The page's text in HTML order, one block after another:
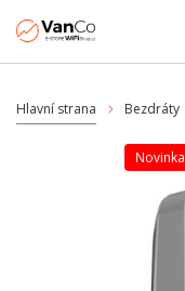
Hlavní strana Bezdráty
Novinka